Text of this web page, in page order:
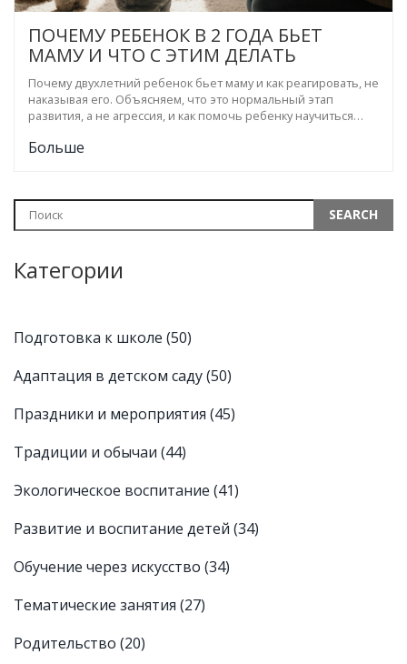
ПОЧЕМУ РЕБЕНОК В 2 ГОДА БЬЕТ
МАМУ И ЧТО С ЭТИМ ДЕЛАТЬ
Почему двухлетний ребенок бьет маму и как реагировать, не
наказывая его. Объясняем, что это нормальный этап
развития, а не агрессия, и как помочь ребенку научиться
Больше
Категории
Подготовка к школе (50)
Адаптация в детском саду(50)
Праздники и мероприятия (45)
Традиции и обычаи (44)
Экологическое воспитание (41)
Развитие и воспитание детей (34)
Обучение через искусство (34)
Тематические занятия (27)
Родительство (20)